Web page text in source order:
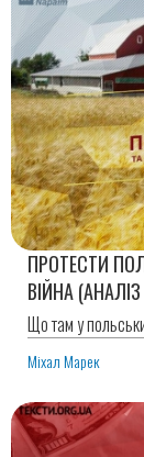
ПРОТЕСТИ
ВІЙНА
Що там у
Міхал Марек